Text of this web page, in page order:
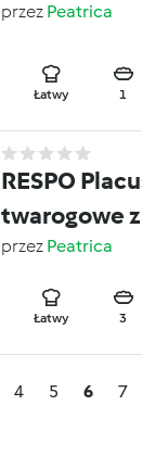
przez Peatrica
Łatwy 1
RESPO
twarogowe
klonowym i
przez Peatrica
Łatwy 3
4 5 6 7